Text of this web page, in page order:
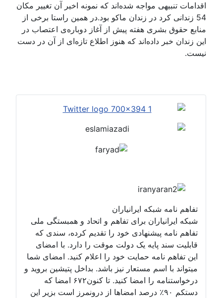
اقدامات تنبیهی مواجه‌ شده‌اند که‌ نمونه‌ اخیر آن تغییر مکان
54 زندانی کرد در زندان ماکو بود.در همین راستا برخی از
منابع حقوق بشری هفته‌ پیش از آغاز دوباره‌ی اعتصاب در
این زندان خبر داده‌اند که‌ هنوز اطلاع تازه‌ای از آن در دست
نیست.
تفاهم نامه شبکه ایرانیاران
شبکه ایرانیاران برای تفاهم و اتحاد و همبستگی ملی
تفاهم نامه پیشنهادی خود را تقدیم کرده، سندی که
قابلیت سند پایه یک دولت موقت را دارد. با امضای
این تفاهم نامه حمایت خود را اعلام کنید. امضای شما
میتواند با اسم مستعار نیز باشد. بداخل پتیشین بروید و
درخواستنامه را امضا کنید. تا کنون۶۷۲ امضا که
دستکم ۹۰٪ درصد امضاها از درونمرز است بزیر این